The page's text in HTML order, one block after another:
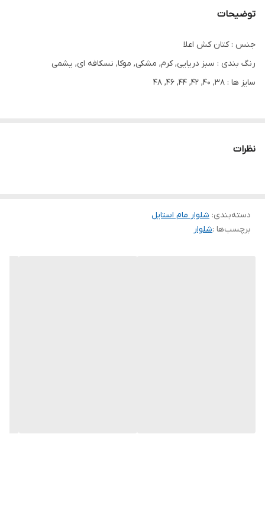
توضیحات
جنس : کتان کش اعلا
رنگ بندی : سبز دریایی, کرم, مشکی, موکا, نسکافه ای, یشمی
سایز ها : 38, 40, 42, 44, 46, 48
نظرات
دسته‌بندی: شلوار مام استایل
برچسب‌ها :شلوار